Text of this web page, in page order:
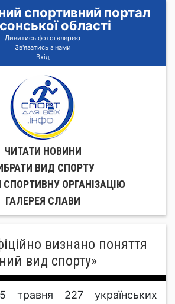
спортивний портал
області
Дивитись фотогалерею
Зв'язатись з нами
Вхід
ЧИТАТИ НОВИНИ
ВИД СПОРТУ
СПОРТИВНУ ОРГАНIЗАЦIЮ
ГАЛЕРЕЯ СЛАВИ
визнано поняття
вид спорту»
травня 227 українських